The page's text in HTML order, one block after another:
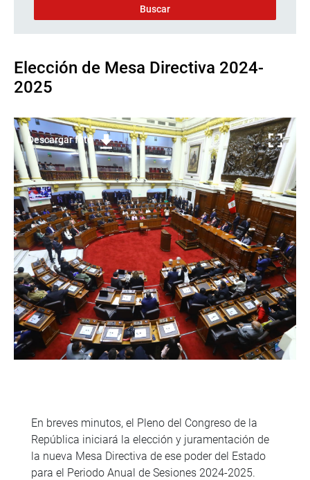
Elección de Mesa Directiva 2024-
2025
Descargar foto
En breves minutos, el Pleno del Congreso de la
República iniciará la elección y juramentación de
la nueva Mesa Directiva de ese poder del Estado
para el Periodo Anual de Sesiones 2024-2025.